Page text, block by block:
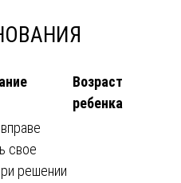
Возраст
ребенка
свое
решении